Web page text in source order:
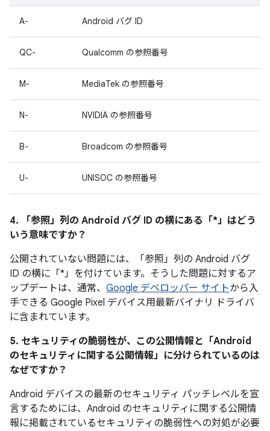
A- Android バグ ID
QC- Qualcomm の参照番号
M- MediaTek の参照番号
N- NVIDIA の参照番号
B- Broadcom の参照番号
U- UNISOC の参照番号
4. 「参照」 列の Android バグ ID の横にある「*」はどう
いう意味ですか？
公開されていない問題には、「参照」列の Android バグ
ID の横に「*」を付けています。そうした問題に対するア
ップデートは、通常、 Google デベロッパー サイトから入
手できる Google Pixel デバイス用最新バイナリ ドライバ
に含まれています。
5. セキュリティの脆弱性が、この公開情報と「Android
のセキュリティに関する公開情報」に分けられているのは
なぜですか？
Android デバイスの最新のセキュリティ パッチレベルを宣
言するためには、Android のセキュリティに関する公開情
報に掲載されているセキュリティの脆弱性への対処が必要